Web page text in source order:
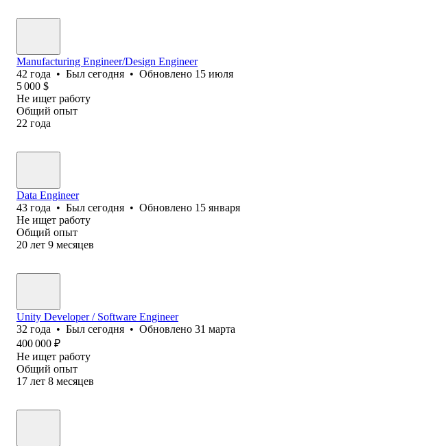
Manufacturing Engineer/Design Engineer
42 года • Был сегодня • Обновлено 15 июля
5 000 $
Не ищет работу
Общий опыт
22 года
Data Engineer
43 года • Был сегодня • Обновлено 15 января
Не ищет работу
Общий опыт
20 лет 9 месяцев
Unity Developer / Software Engineer
32 года • Был сегодня • Обновлено 31 марта
400 000 ₽
Не ищет работу
Общий опыт
17 лет 8 месяцев